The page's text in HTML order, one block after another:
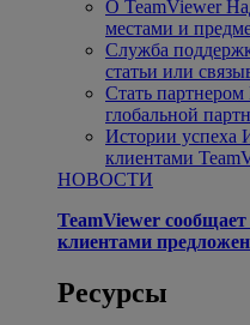
О TeamViewer
местами и
Служба
статьи или
Стать партнером
глобальной
Истории успеха
клиентами
НОВОСТИ
TeamViewer
клиентами
Ресурсы